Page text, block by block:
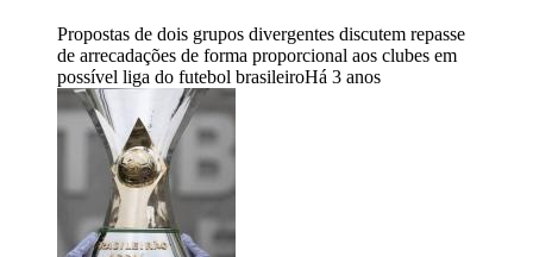
Propostas de dois grupos divergentes discutem repasse
de arrecadações de forma proporcional aos clubes em
possível liga do futebol brasileiroHá 3 anos